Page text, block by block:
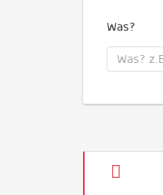
Was?